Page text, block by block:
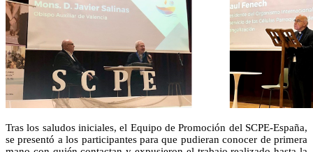
Tras los saludos iniciales, el Equipo de Promoción del SCPE-España,
se presentó a los participantes para que pudieran conocer de primera